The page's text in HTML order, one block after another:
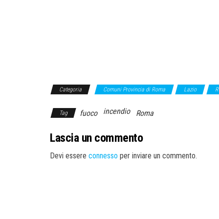
Categoria Comuni Provincia di Roma Lazio
Tag fuoco incendio Roma
Lascia un commento
Devi essere connesso per inviare un commento.